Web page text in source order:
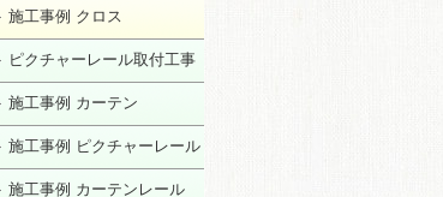
施工事例 クロス
ピクチャーレール取付工事
施工事例 カーテン
施工事例 ピクチャーレール
施工事例 カーテンレール